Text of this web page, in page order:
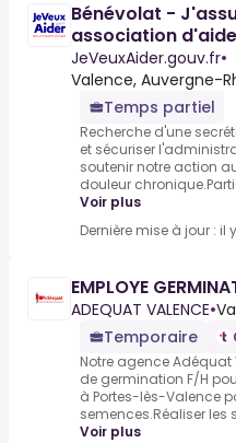
Bénévolat -
association
douleur
JeVeuxAider.gouv.fr•
Valence, Auvergne-
Temps partiel
Recherche d'une
et sécuriser
soutenir notre action
douleur
Voir plus
Dernière mise à jour : il
EMPLOYE
ADEQUAT VALENCE•
Temporaire
Notre agence Adéquat
de germination F/H
à Portes-lès-Valence
semences.Réaliser
Voir plus